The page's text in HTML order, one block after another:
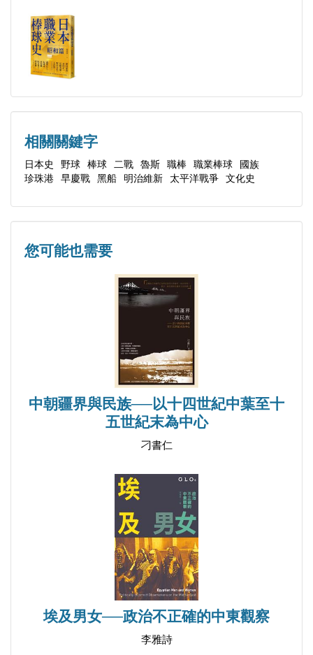
「野球」走向大眾：大正時代
正力松太郎與他的《讀賣新聞》
來自遙遠國度的「黑船」：魯斯與世界第一的美國
大聯盟選拔隊
日本職棒聯盟的成立
小結
第三章 從盛 開到散落的櫻花：戰火下的殖民野球
1940-1944
侵略──日本遠東政策的實踐
決裂──珍珠港襲擊後的美國職棒
無言的抗爭──戰時體制下的聯盟發展
第四章 重生：職業野球的再起 1945-1949
邁向新道路──走向穩定發展的職業野球
附表一 日本棒球的對外交流（1905-1922）
附表二 日本棒球的對外交流（1923-1936）
附表三 一九三四年（昭和九年）美國代表隊成員一
附表四 一九三四年美國隊、日本隊投手、打擊成績
附表五 一九四○年「夏之陣」滿洲賽程
附表六 職業野球聯盟戰死選手名簿
相關關鍵字
日本史 野球 棒球 二戰 魯斯 職棒 職業棒球
國族
珍珠港
早慶戰 黑船 明治維新 太平洋戰爭 文化史
您可能也需要
中朝疆界與民族──以十四世紀中葉至十
五世紀末為中心
刁書仁
埃及男女──政治不正確的中東觀察
李雅詩